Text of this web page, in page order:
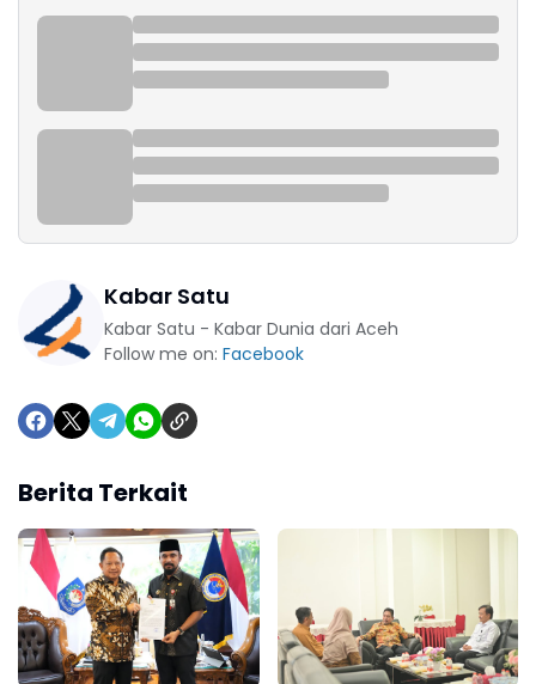
Kabar Satu
Kabar Satu - Kabar Dunia dari Aceh
Follow me on: Facebook
Berita Terkait